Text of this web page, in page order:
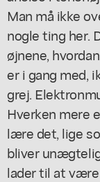
Man må ikke
nogle ting her.
øjnene,
er i gang med,
grej.
Hverken mere
lære det, lige
bliver
lader til at være